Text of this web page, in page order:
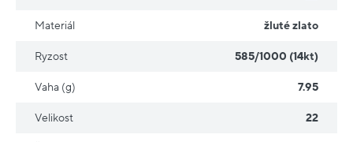
Materiál žluté zlato
Ryzost 585/1000 (14kt)
Vaha (g) 7.95
Velikost 22